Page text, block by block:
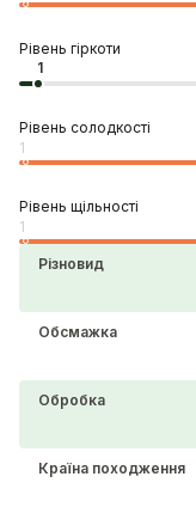
Рівень гіркоти
1
Рівень солодкості
1
Рівень щільності
1
Різновид
Обсмажка
Обробка
Країна походження